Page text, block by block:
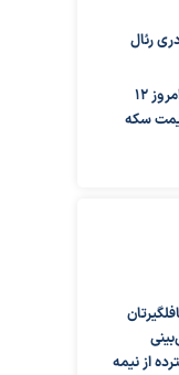
رئال
قیمت دلار،قیمت طلا و سکه امروز ۱۲
سکه
از نیمه